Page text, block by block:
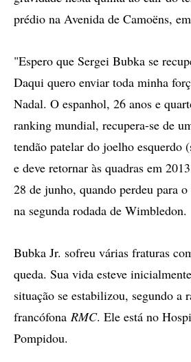
prédio na Avenida de Camoëns,
"Espero que Sergei Bubka se
Daqui quero enviar toda minha
Nadal. O espanhol, 26 anos e
ranking mundial, recupera-se de
tendão patelar do joelho esquerdo
e deve retornar às quadras em
28 de junho, quando perdeu para
na segunda rodada de Wimbledon.
Bubka Jr. sofreu várias fraturas
queda. Sua vida esteve
situação se estabilizou, segundo a
francófona RMC. Ele está no
Pompidou.